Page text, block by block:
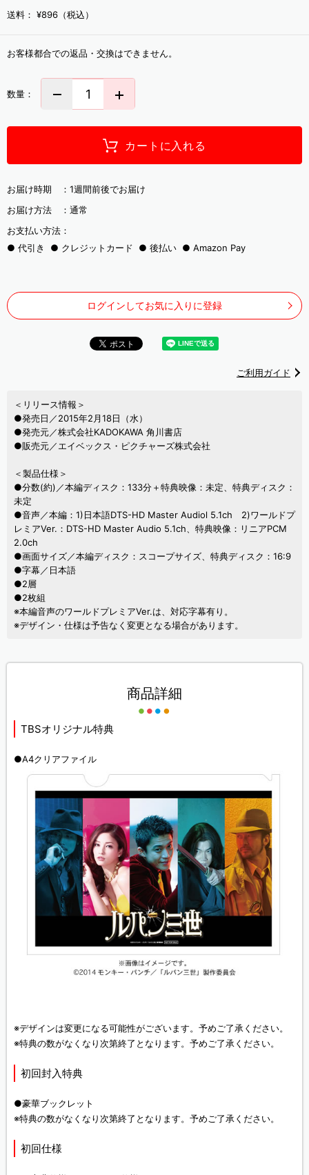
送料： ¥896（税込）
お客様都合での返品・交換はできません。
数量：
カートに入れる
お届け時期 ： 1週間前後でお届け
お届け方法 ： 通常
お支払い方法：
代引き
クレジットカード 後払い Amazon Pay
ログインしてお気に入りに登録
ご利用ガイド
＜リリース情報＞
●発売日／2015年2月18日（水）
●発売元／株式会社KADOKAWA 角川書店
●販売元／エイベックス・ピクチャーズ株式会社
＜製品仕様＞
●分数(約)／本編ディスク：133分＋特典映像：未定、特典ディスク：
未定
●音声／本編：1)日本語DTS-HD Master Audiol 5.1ch 2)ワールドプ
レミアVer.：DTS-HD Master Audio 5.1ch、特典映像：リニアPCM
2.0ch
●画面サイズ／本編ディスク：スコープサイズ、特典ディスク：16:9
●字幕／日本語
●2層
●2枚組
※本編音声のワールドプレミアVer.は、対応字幕有り。
※デザイン・仕様は予告なく変更となる場合があります。
商品詳細
TBSオリジナル特典
●A4クリアファイル
※デザインは変更になる可能性がございます。予めご了承ください。
※特典の数がなくなり次第終了となります。予めご了承ください。
初回封入特典
●豪華ブックレット
※特典の数がなくなり次第終了となります。予めご了承ください。
初回仕様